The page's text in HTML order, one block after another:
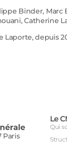
Binder, Marc
Catherine
Laporte, depuis
Paris
Le
Qui